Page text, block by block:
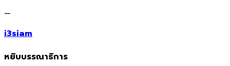
—
i3siam
หยิบบรรณาธิการ